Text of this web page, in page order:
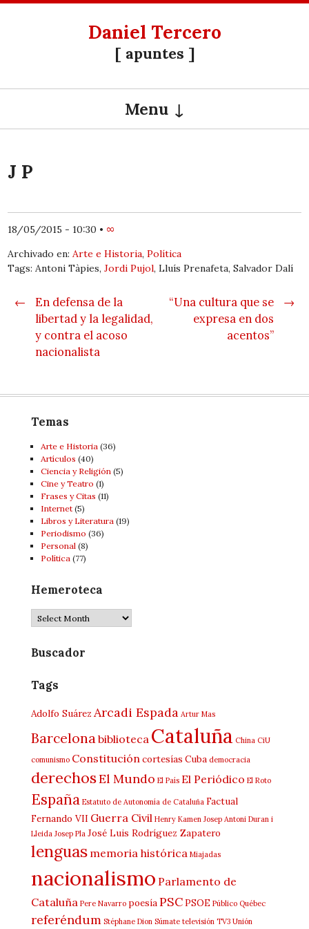
Daniel Tercero
[ apuntes ]
Menu
J P
18/05/2015 - 10:30 • ∞
Archivado en:Arte e Historia,Política
Tags: Antoni Tàpies,Jordi Pujol, Lluís Prenafeta, Salvador Dalí
Post navigation
←
En defensa de la
libertad y la legalidad,
y contra el acoso
nacionalista
→
“Una cultura que se
expresa en dos
acentos”
Temas
Arte e Historia(36)
Artí­culos (40)
Ciencia y Religión(5)
Cine y Teatro (1)
Frases y Citas (11)
Internet(5)
Libros y Literatura(19)
Periodismo (36)
Personal(8)
Política(77)
Hemeroteca
Hemeroteca
Buscador
Tags
Adolfo Suárez Arcadi Espada Artur Mas
Barcelonabiblioteca Cataluña China CiU
comunismo Constitucióncortesías Cuba democracia
derechosEl Mundo El País El Periódico El Roto
España Estatuto de Autonomía de Cataluña Factual
Fernando VII Guerra Civil Henry Kamen Josep Antoni Duran i
Lleida Josep Pla José Luis Rodríguez Zapatero
lenguas memoria histórica Miajadas
nacionalismo Parlamento de
Cataluña Pere Navarro poesíaPSCPSOE Público Québec
referéndum Stéphane Dion Súmate televisión TV3 Unión